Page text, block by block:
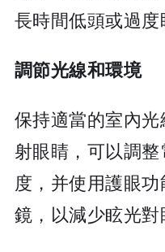
長時間低頭或過度
調節光線和環境
保持適當的室內
射眼睛，可以調
度，并使用護眼
鏡，以減少眩光對